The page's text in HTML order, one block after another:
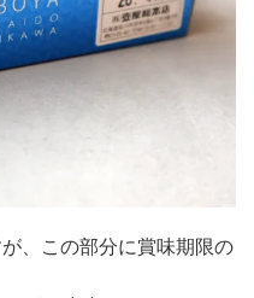
、この部分に賞味期限の